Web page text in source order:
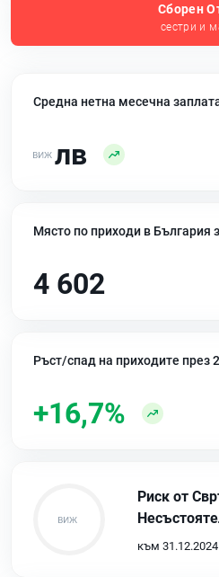
Сборен
сестри и
Средна нетна месечна
лв
Място по приходи в България
4 602
Ръст/спад на приходите през
+16,7%
Риск от
към 31.12.2024